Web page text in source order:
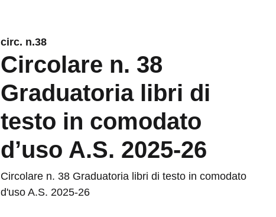
circ. n.38
Circolare n. 38
Graduatoria libri di
testo in comodato
d’uso A.S. 2025-26
Circolare n. 38 Graduatoria libri di testo in comodato
d'uso A.S. 2025-26